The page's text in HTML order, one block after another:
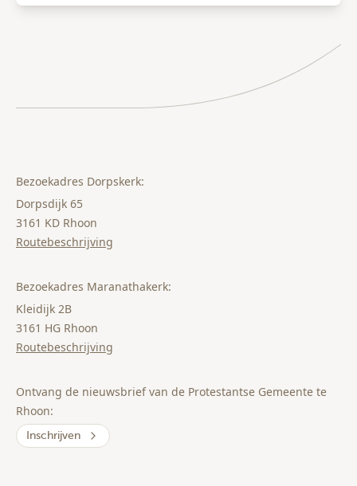
Bezoekadres Dorpskerk:
Dorpsdijk 65
3161 KD Rhoon
Routebeschrijving
Ontvang de nieuwsbrief van de Protestantse Gemeente te
Rhoon:
Inschrijven
Bezoekadres Maranathakerk:
Kleidijk 2B
3161 HG Rhoon
Routebeschrijving